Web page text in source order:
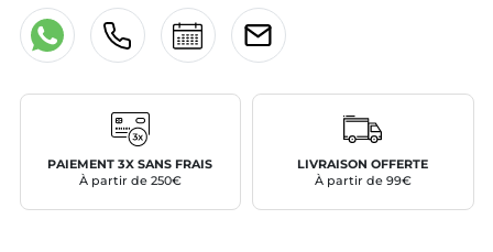
PAIEMENT 3X SANS FRAIS
À partir de 250€
LIVRAISON OFFERTE
À partir de 99€